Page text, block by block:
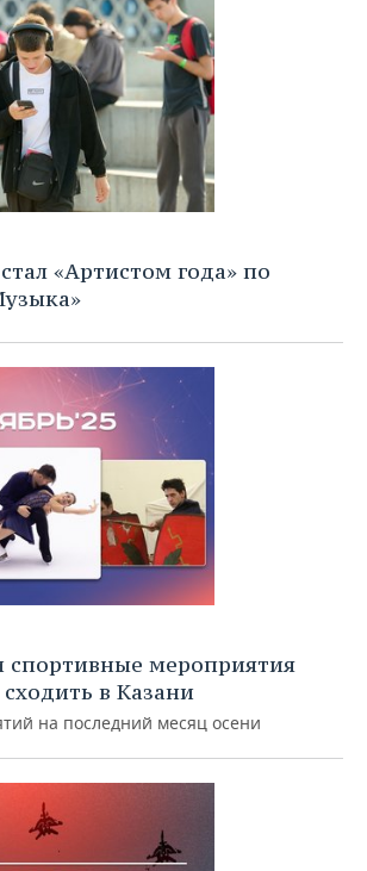
«Артистом года» по
спортивные мероприятия
в Казани
на последний месяц осени